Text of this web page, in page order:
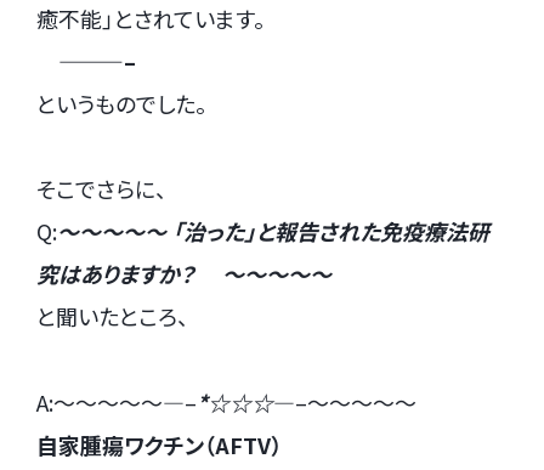
癒不能」とされています。
———–
というものでした。
そこでさらに、
Q:～～～～～ 「治った」と報告された免疫療法研
究はありますか？ ～～～～～
と聞いたところ、
A:～～～～～—–*☆☆☆—–～～～～～
自家腫瘍ワクチン（AFTV）